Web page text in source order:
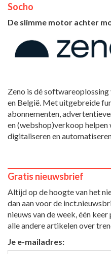
Socho
De slimme motor achter
Zeno is dé
en België. Met uitgebreide
abonnementen,
en (webshop)verkoop
digitaliseren en
Gratis nieuwsbrief
Altijd op de hoogte van het
dan aan voor de
nieuws van de week, één
alle andere artikelen over
Je e-mailadres: